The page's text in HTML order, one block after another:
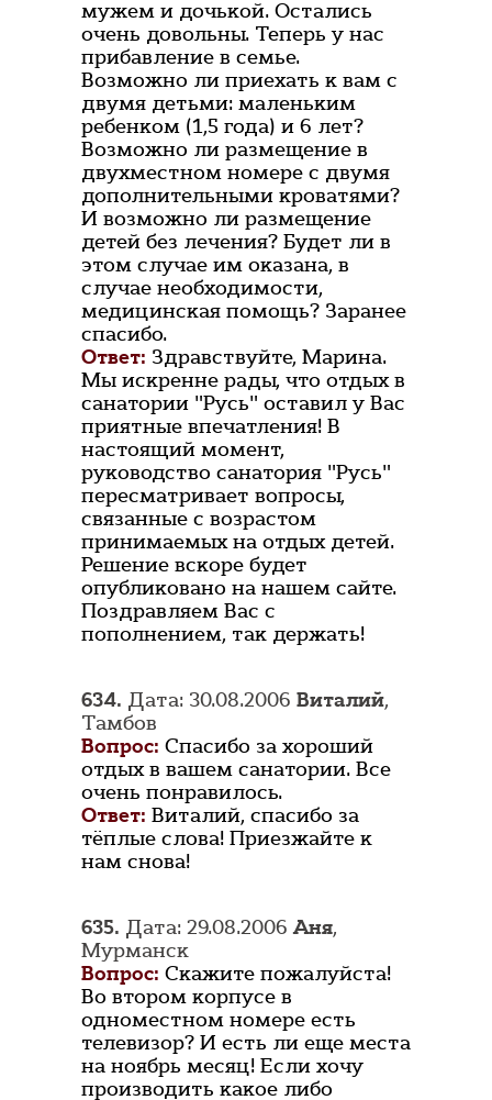
мужем и дочькой. Остались
очень довольны. Теперь у нас
прибавление в семье.
Возможно ли приехать к вам с
двумя детьми: маленьким
ребенком (1,5 года) и 6 лет?
Возможно ли размещение в
двухместном номере с двумя
дополнительными кроватями?
И возможно ли размещение
детей без лечения? Будет ли в
этом случае им оказана, в
случае необходимости,
медицинская помощь? Заранее
спасибо.
Ответ: Здравствуйте, Марина.
Мы искренне рады, что отдых в
санатории "Русь" оставил у Вас
приятные впечатления! В
настоящий момент,
руководство санатория "Русь"
пересматривает вопросы,
связанные с возрастом
принимаемых на отдых детей.
Решение вскоре будет
опубликовано на нашем сайте.
Поздравляем Вас с
пополнением, так держать!
634. Дата: 30.08.2006 Виталий,
Тамбов
Вопрос: Спасибо за хороший
отдых в вашем санатории. Все
очень понравилось.
Ответ: Виталий, спасибо за
тёплые слова! Приезжайте к
нам снова!
635. Дата: 29.08.2006Аня,
Мурманск
Вопрос: Скажите пожалуйста!
Во втором корпусе в
одноместном номере есть
телевизор? И есть ли еще места
на ноябрь месяц! Если хочу
производить какое либо